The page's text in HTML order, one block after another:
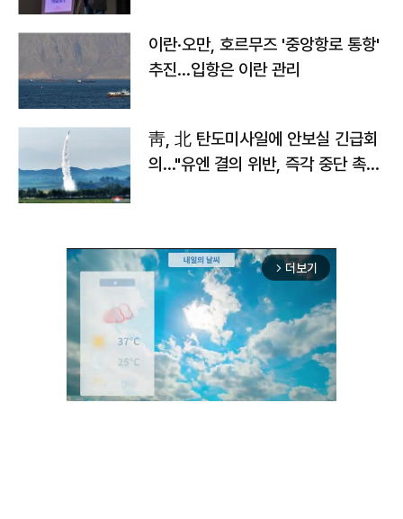
이란·오만, 호르무즈 '중앙항로 통항'
추진…입항은 이란 관리
靑, 北 탄도미사일에 안보실 긴급회
의…"유엔 결의 위반, 즉각 중단 촉
arrow_forward_ios 더보기